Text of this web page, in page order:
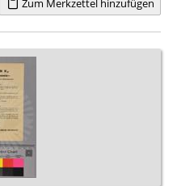
Zum Merkzettel hinzufügen